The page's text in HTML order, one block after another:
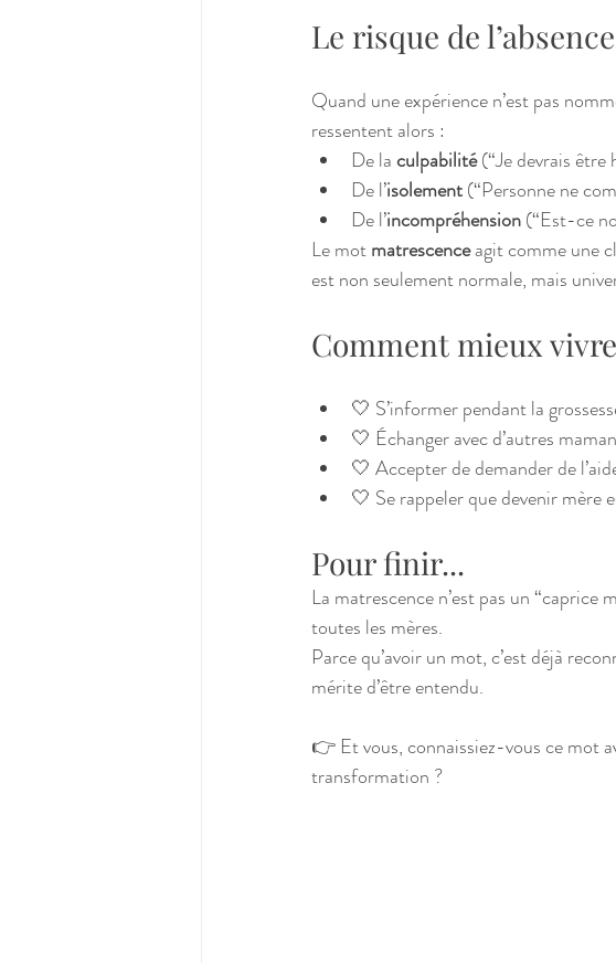
Le risque de
Quand une expérience n’est pas
ressentent alors :
De la culpabilité (“Je devrais être
De l’isolement (“Personne ne
De l’incompréhension (“Est-ce
Le mot matrescence agit comme une
est non seulement normale, mais
Comment mieux
🤍 S’informer pendant la
🤍 Échanger avec d’autres
🤍 Accepter de demander de
🤍 Se rappeler que devenir mère
Pour finir...
La matrescence n’est pas un
toutes les mères.
Parce qu’avoir un mot, c’est déjà
mérite d’être entendu.
👉 Et vous, connaissiez-vous ce mot
transformation ?